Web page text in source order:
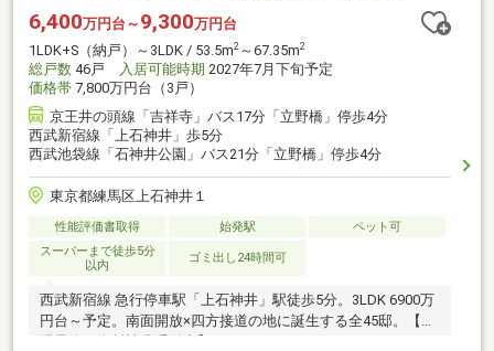
6,400万円台～ 9,300万円台
1LDK+S（納戸）～3LDK / 53.5m2 ～67.35m2
総戸数 46戸 入居可能時期 2027年7月下旬予定
価格帯 7,800万円台（3戸）
京王井の頭線「吉祥寺」バス17分「立野橋」停歩4分
西武新宿線「上石神井」歩5分
西武池袋線「石神井公園」バス21分「立野橋」停歩4分
東京都練馬区上石神井１
性能評価書取得 始発駅
ペット可
スーパーまで徒歩5分
以内
ゴミ出し24時間可
西武新宿線 急行停車駅「上石神井」駅徒歩5分。3LDK 6900万
円台～予定。南面開放×四方接道の地に誕生する全45邸。【来
場予約／資料請求受付中】